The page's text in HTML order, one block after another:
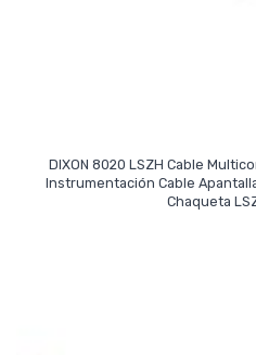
DIXON 8020 LSZH Cable
Instrumentación Cable
Chaqueta
Read